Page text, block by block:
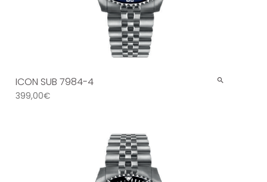
ICON SUB 7984-4
399,00€